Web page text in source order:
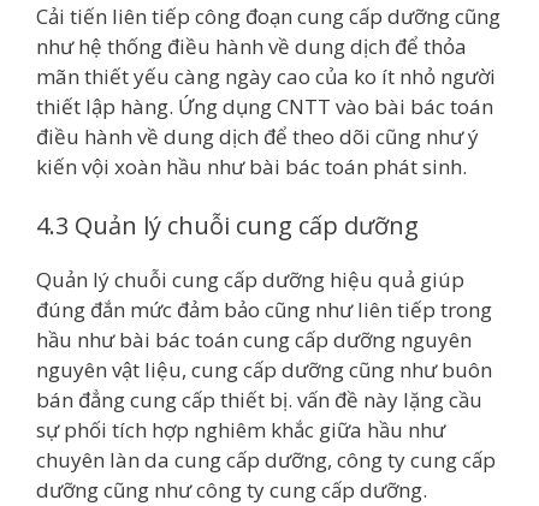
Cải tiến liên tiếp công đoạn cung cấp dưỡng cũng
như hệ thống điều hành về dung dịch để thỏa
mãn thiết yếu càng ngày cao của ko ít nhỏ người
thiết lập hàng. Ứng dụng CNTT vào bài bác toán
điều hành về dung dịch để theo dõi cũng như ý
kiến vội xoàn hầu như bài bác toán phát sinh.
4.3 Quản lý chuỗi cung cấp dưỡng
Quản lý chuỗi cung cấp dưỡng hiệu quả giúp
đúng đắn mức đảm bảo cũng như liên tiếp trong
hầu như bài bác toán cung cấp dưỡng nguyên
nguyên vật liệu, cung cấp dưỡng cũng như buôn
bán đẳng cung cấp thiết bị. vấn đề này lặng cầu
sự phối tích hợp nghiêm khắc giữa hầu như
chuyên làn da cung cấp dưỡng, công ty cung cấp
dưỡng cũng như công ty cung cấp dưỡng.